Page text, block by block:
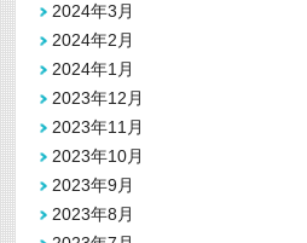
2024年3月
2024年2月
2024年1月
2023年12月
2023年11月
2023年10月
2023年9月
2023年8月